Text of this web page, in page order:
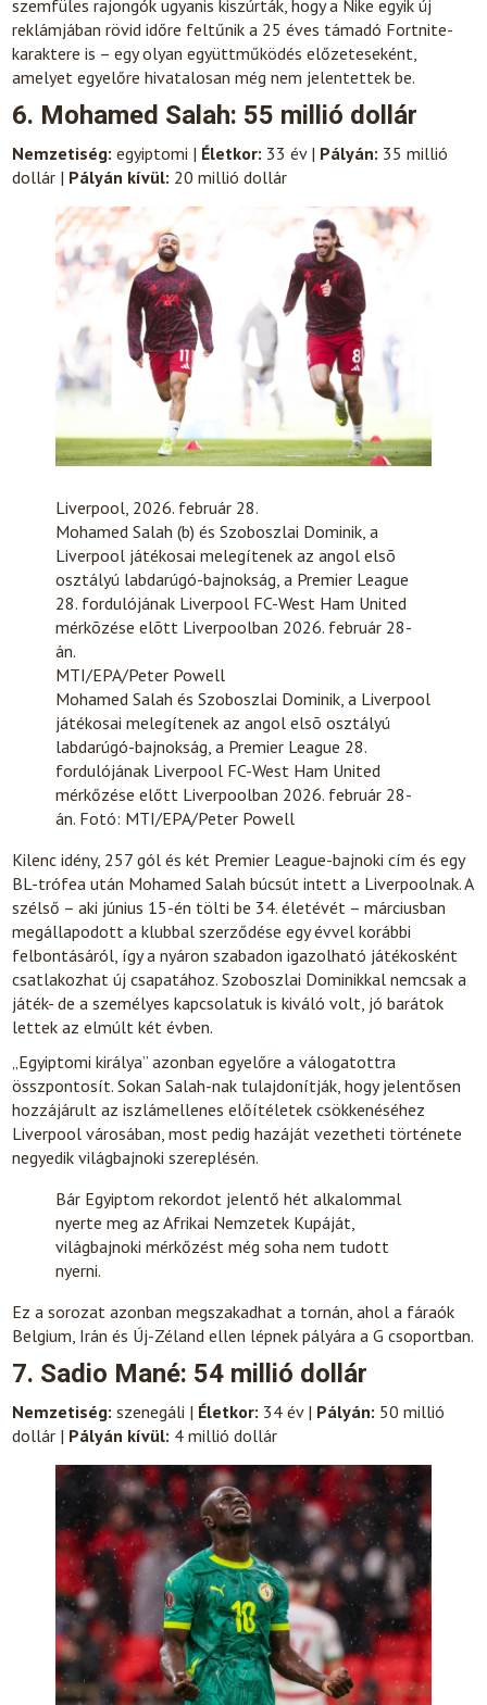
szemfüles rajongók ugyanis kiszúrták, hogy a Nike egyik új
reklámjában rövid időre feltűnik a 25 éves támadó Fortnite-
karaktere is – egy olyan együttműködés előzeteseként,
amelyet egyelőre hivatalosan még nem jelentettek be.
6. Mohamed Salah: 55 millió dollár
Nemzetiség: egyiptomi | Életkor: 33 év | Pályán: 35 millió
dollár | Pályán kívül: 20 millió dollár
Liverpool, 2026. február 28.
Mohamed Salah (b) és Szoboszlai Dominik, a
Liverpool játékosai melegítenek az angol elsõ
osztályú labdarúgó-bajnokság, a Premier League
28. fordulójának Liverpool FC-West Ham United
mérkõzése elõtt Liverpoolban 2026. február 28-
án.
MTI/EPA/Peter Powell
Mohamed Salah és Szoboszlai Dominik, a Liverpool
játékosai melegítenek az angol elsõ osztályú
labdarúgó-bajnokság, a Premier League 28.
fordulójának Liverpool FC-West Ham United
mérkőzése előtt Liverpoolban 2026. február 28-
án. Fotó: MTI/EPA/Peter Powell
Kilenc idény, 257 gól és két Premier League-bajnoki cím és egy
BL-trófea után Mohamed Salah búcsút intett a Liverpoolnak. A
szélső – aki június 15-én tölti be 34. életévét – márciusban
megállapodott a klubbal szerződése egy évvel korábbi
felbontásáról, így a nyáron szabadon igazolható játékosként
csatlakozhat új csapatához. Szoboszlai Dominikkal nemcsak a
játék- de a személyes kapcsolatuk is kiváló volt, jó barátok
lettek az elmúlt két évben.
„Egyiptomi királya” azonban egyelőre a válogatottra
összpontosít. Sokan Salah-nak tulajdonítják, hogy jelentősen
hozzájárult az iszlámellenes előítéletek csökkenéséhez
Liverpool városában, most pedig hazáját vezetheti története
negyedik világbajnoki szereplésén.
Bár Egyiptom rekordot jelentő hét alkalommal
nyerte meg az Afrikai Nemzetek Kupáját,
világbajnoki mérkőzést még soha nem tudott
nyerni.
Ez a sorozat azonban megszakadhat a tornán, ahol a fáraók
Belgium, Irán és Új-Zéland ellen lépnek pályára a G csoportban.
7. Sadio Mané: 54 millió dollár
Nemzetiség: szenegáli | Életkor: 34 év | Pályán: 50 millió
dollár | Pályán kívül: 4 millió dollár